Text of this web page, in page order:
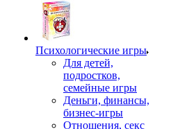
Психологические игры
Для детей,
подростков,
семейные игры
Деньги, финансы,
бизнес-игры
Отношения, секс